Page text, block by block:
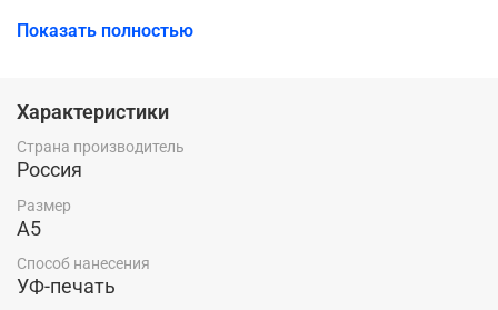
Форматы ежедневников:А5, А4
ежедневник на встречи и деловые переговоры некомфортно.
Ежедневник А5 - 15*21см - самый популярный формат, т.к.
позволяет легко носить ежедневник в портфеле или деловой
сумке.
подарок для вашего любимого учителя! Он будет уникальным, так
как вы можете добавить имя своего учителя, номер класса и
Показать полностью
Характеристики
Страна производитель
Россия
Размер
А5
Способ нанесения
УФ-печать